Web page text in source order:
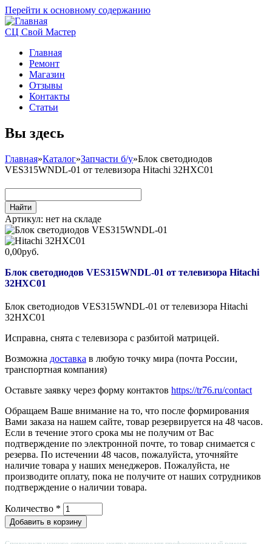
Перейти к основному содержанию
СЦ Свой Мастер
Главная
Ремонт
Магазин
Отзывы
Контакты
Статьи
Вы здесь
Главная»Каталог»Запчасти б/у»Блок светодиодов
VES315WNDL-01 от телевизора Hitachi 32HXC01
Артикул: нет на складе
0,00руб.
Блок светодиодов VES315WNDL-01 от телевизора Hitachi
32HXC01
Блок светодиодов VES315WNDL-01 от телевизора Hitachi
32HXC01
Исправна, снята с телевизора с разбитой матрицей.
Возможна доставка в любую точку мира (почта России,
транспортная компания)
Оставьте заявку через форму контактов https://tr76.ru/contact
Обращаем Ваше внимание на то, что после формирования
Вами заказа на нашем сайте, товар резервируется на 48 часов.
Если в течение этого срока мы не получим от Вас
подтверждение по электронной почте, то товар снимается с
резерва. По истечении 48 часов, пожалуйста, уточняйте
наличие товара у наших менеджеров. Пожалуйста, не
производите оплату, пока не получите от наших сотрудников
подтверждение о наличии товара.
Количество *